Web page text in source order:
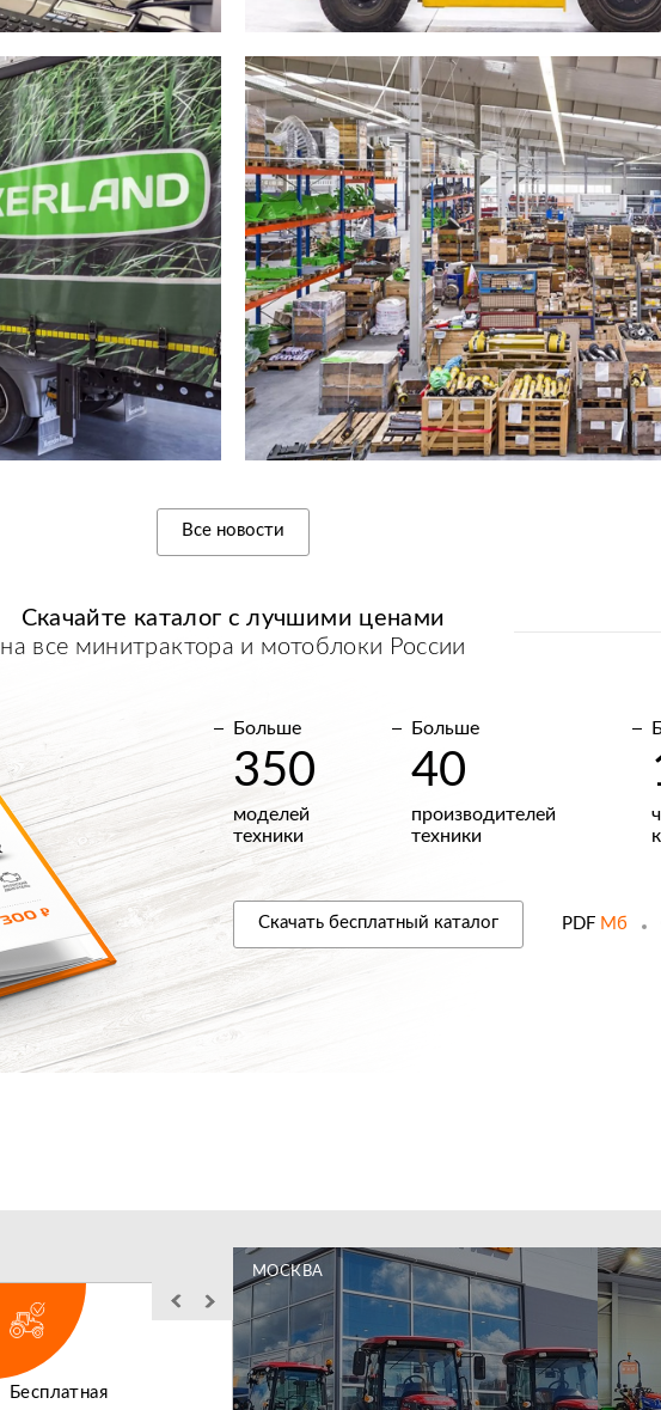
Все новости
Скачайте каталог случшими ценами
на все минитрактора и мотоблоки России
Больше
350
моделей
техники
Больше
40
производителей
техники
Скачать бесплатный каталог PDF Мб
Бесплатная
Льготное
МОСКВА